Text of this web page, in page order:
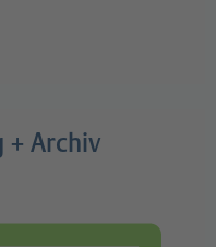
+ Archiv